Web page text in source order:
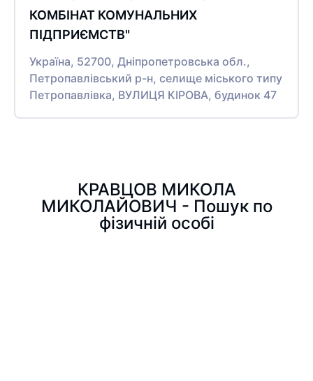
КОМБІНАТ КОМУНАЛЬНИХ
ПІДПРИЄМСТВ"
Україна, 52700, Дніпропетровська обл.,
Петропавлівський р-н, селище міського типу
Петропавлівка, ВУЛИЦЯ КІРОВА, будинок 47
КРАВЦОВ МИКОЛА
МИКОЛАЙОВИЧ - Пошук по
фізичній особі